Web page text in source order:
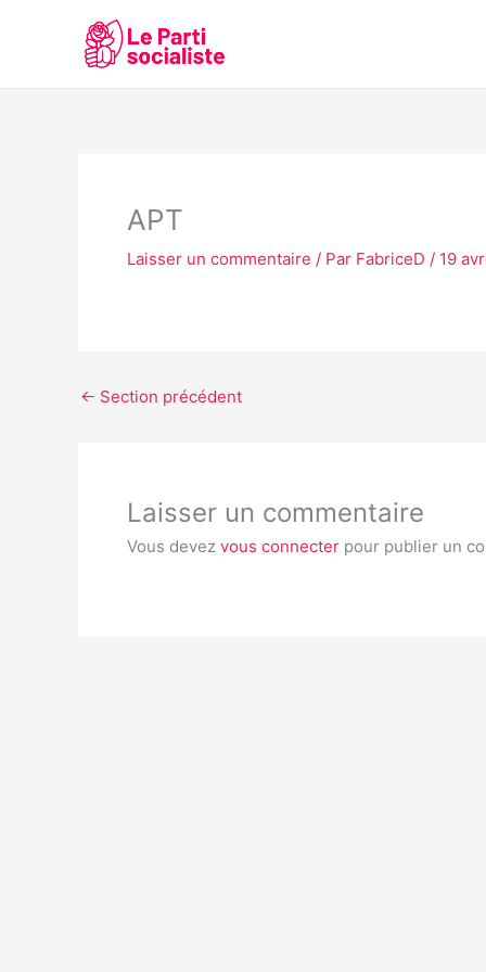
APT
Laisser un commentaire / Par FabriceD / 19
← Section précédent
Laisser un commentaire
Vous devez vous connecter pour publier un